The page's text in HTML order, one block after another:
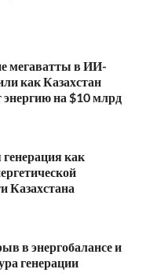
мегаватты в ИИ-
как Казахстан
энергию на $10 млрд
как
Казахстана
в энергобалансе и
генерации